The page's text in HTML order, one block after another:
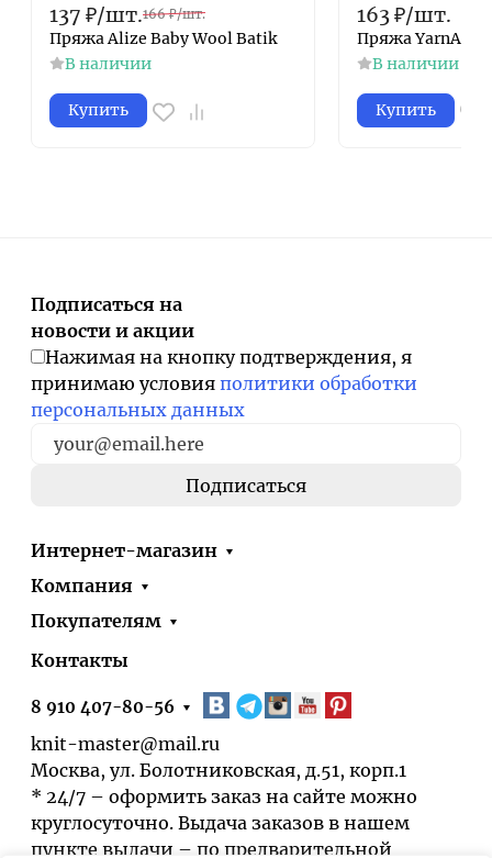
137 ₽/шт.166 ₽/шт.
Пряжа Alize Baby Wool Batik
В наличии
Купить
163₽/шт.
Пряжа YarnArt
В наличии
Купить
Подписаться на
новости и акции
Нажимая на кнопку подтверждения, я
принимаю условия политики обработки
персональных данных
Интернет-магазин
Компания
Покупателям
Контакты
8 910 407-80-56
knit-master@mail.ru
Москва, ул. Болотниковская, д.51, корп.1
* 24/7 – оформить заказ на сайте можно
круглосуточно. Выдача заказов в нашем
пункте выдачи – по предварительной